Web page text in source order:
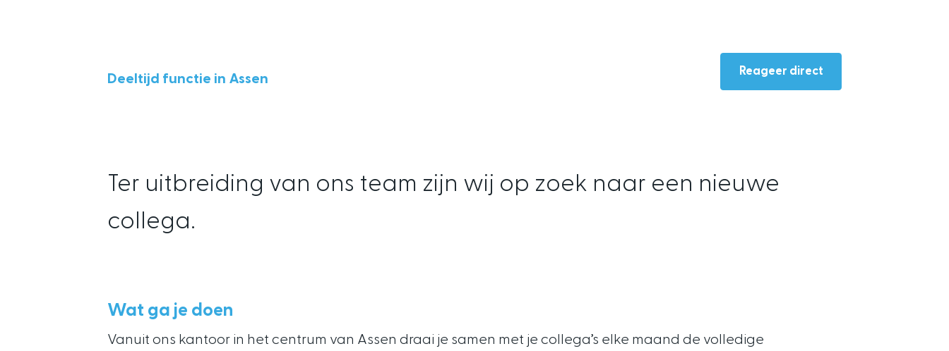
Deeltijd functie in Assen Reageer direct
Ter uitbreiding van ons team zijn wij op zoek naar een nieuwe
collega.
Wat ga je doen
Vanuit ons kantoor in het centrum van Assen draai je samen met je collega’s elke maand de volledige